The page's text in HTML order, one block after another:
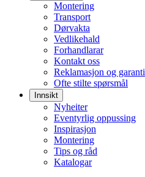
Montering
Transport
Dørvakta
Vedlikehald
Forhandlarar
Kontakt oss
Reklamasjon og garanti
Ofte stilte spørsmål
Innsikt
Nyheiter
Eventyrlig oppussing
Inspirasjon
Montering
Tips og råd
Katalogar